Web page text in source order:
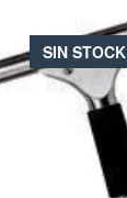
SIN STOCK